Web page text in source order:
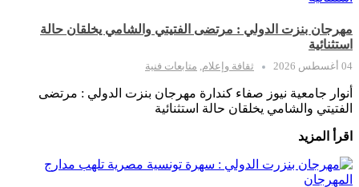
مهرجان بنزت الدولي : مرتضى الفتيتي والشامي يخلقان حالة
استثنائية
04 أغسطس 2026 ثقافة وإعلام, متابعات فنية
أنوار جامعية نيوز صفاء كندارة مهرجان بنزت الدولي : مرتضى
الفتيتي والشامي يخلقان حالة استثنائية
اقرأ المزيد